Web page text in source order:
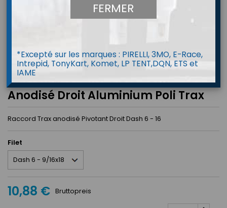
Raccord Femelle Pivotant
Anodisé Droit Aluminium Poli Trax
Raccord Trax anodisé Pivotant Droit Dash 6 - 16
Filet
10,88 € Bruttopreis
FERMER
*Excepté sur les marques : PIRELLI, 3MO, E-Race,
Intrepid, TonyKart, Komet, LP TENT,DQN, ETS et
IAME